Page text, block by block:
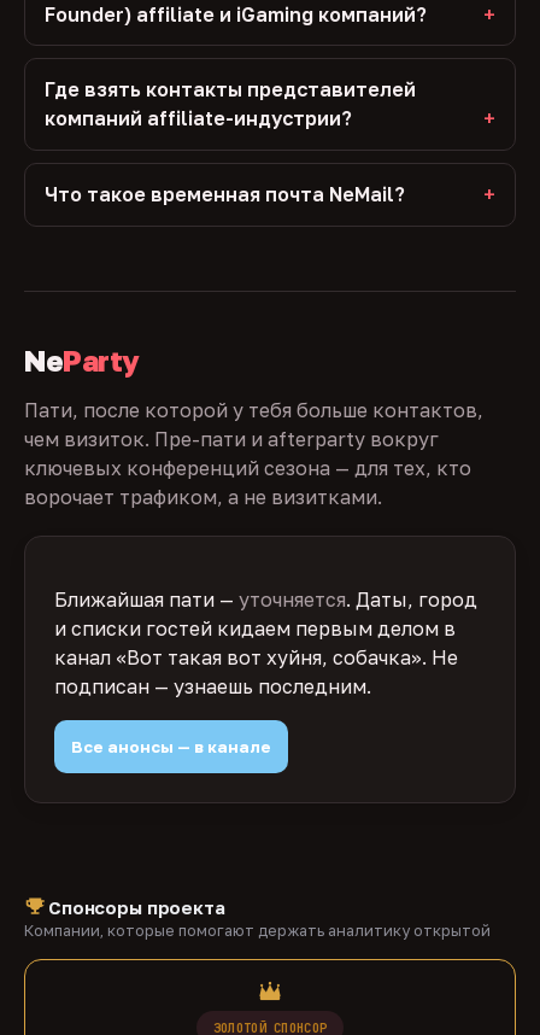
Founder) affiliate и iGaming компаний?
Где взять контакты представителей
компаний affiliate-индустрии?
Что такое временная почта NeMail?
NeParty
Пати, после которой у тебя больше контактов,
чем визиток. Пре-пати и afterparty вокруг
ключевых конференций сезона — для тех, кто
ворочает трафиком, а не визитками.
Ближайшая пати — уточняется. Даты, город
и списки гостей кидаем первым делом в
канал «Вот такая вот хуйня, собачка». Не
подписан — узнаешь последним.
Все анонсы — в канале
Спонсоры проекта
Компании, которые помогают держать аналитику открытой
ЗОЛОТОЙ СПОНСОР